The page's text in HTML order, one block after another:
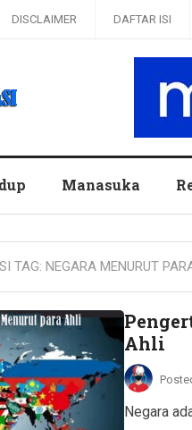
DISCLAIMER DAFTAR ISI
Manasuka
TAG: NEGARA MENURUT
Ahli
Negara